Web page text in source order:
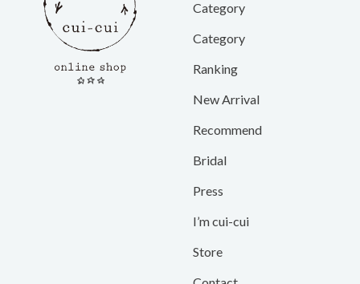
Category
Category
Ranking
New Arrival
Recommend
Bridal
Press
I’m cui-cui
Store